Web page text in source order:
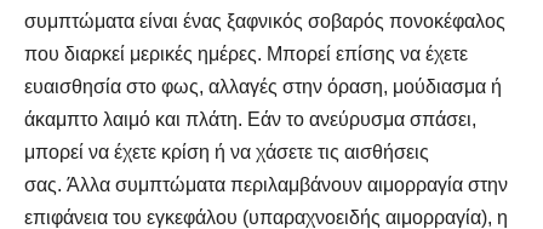
συμπτώματα είναι ένας ξαφνικός σοβαρός πονοκέφαλος
που διαρκεί μερικές ημέρες. Μπορεί επίσης να έχετε
ευαισθησία στο φως, αλλαγές στην όραση, μούδιασμα ή
άκαμπτο λαιμό και πλάτη. Εάν το ανεύρυσμα σπάσει,
μπορεί να έχετε κρίση ή να χάσετε τις αισθήσεις
σας. Άλλα συμπτώματα περιλαμβάνουν αιμορραγία στην
επιφάνεια του εγκεφάλου (υπαραχνοειδής αιμορραγία), η